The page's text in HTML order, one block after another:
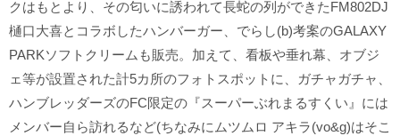
クはもとより、その匂いに誘われて長蛇の列ができたFM802DJ
樋口大喜とコラボしたハンバーガー、でらし(b)考案のGALAXY
PARKソフトクリームも販売。加えて、看板や垂れ幕、オブジ
ェ等が設置された計5カ所のフォトスポットに、ガチャガチャ、
ハンブレッダーズのFC限定の『スーパーぶれまるすくい』には
メンバー自ら訪れるなど(ちなみにムツムロ アキラ(vo&g)はそこ